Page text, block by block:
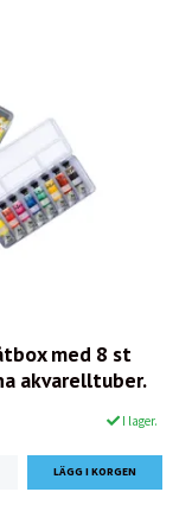
med 8 st
akvarelltuber.
I lager.